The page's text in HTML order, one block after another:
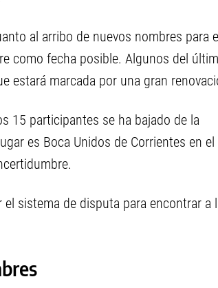
al arribo de nuevos nombres para
como fecha posible. Algunos del
estará marcada por una gran
15 participantes se ha bajado de la
es Boca Unidos de Corrientes en el
sistema de disputa para encontrar a